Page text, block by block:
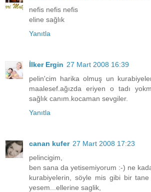
nefis nefis nefis
eline sağlık
Yanıtla
İlker Ergin 27 Mart 2008 16:39
pelin'cim harika olmuş un
maalesef.ağızda eriyen o tadı
sağlık canım.kocaman sevgiler.
Yanıtla
canan kufer 27 Mart 2008 17:23
pelincigim,
ben sana da yetisemiyorum :-) ne
kurabiyelerin, söyle mis gibi bir
yesem...ellerine saglik,